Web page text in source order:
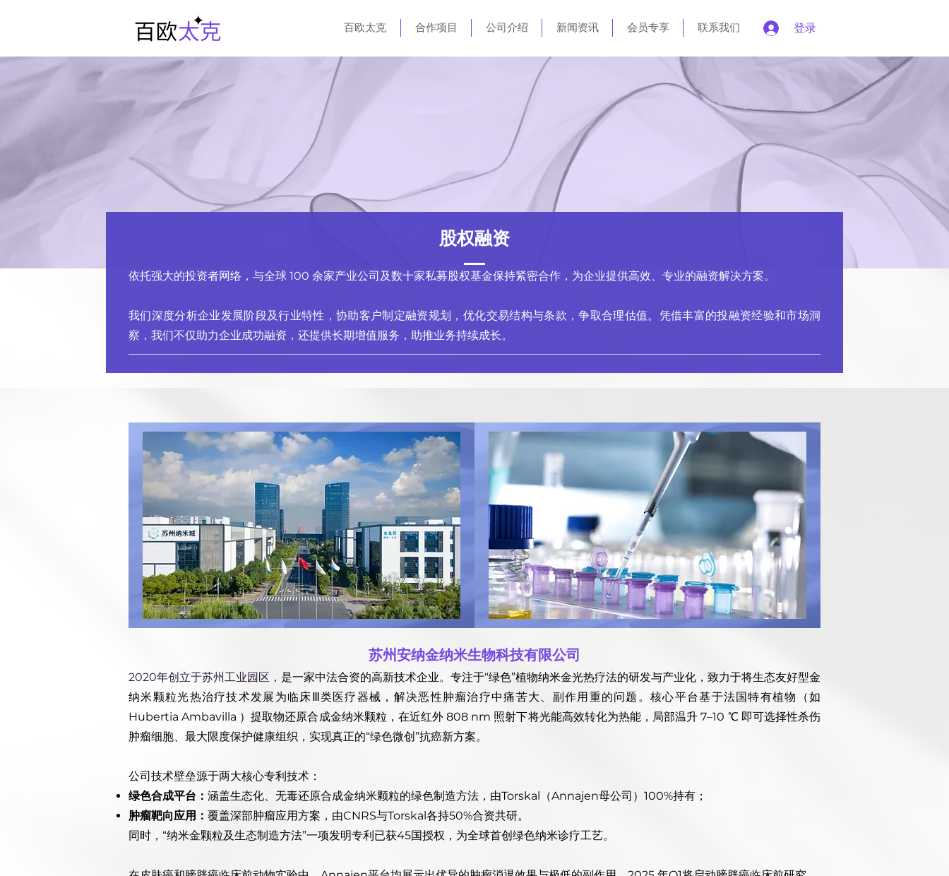
百欧太克 合作项目 公司介绍 新闻资讯 会员专享 联系我们 登录
股权融资
依托强大的投资者网络，与全球 100 余家产业公司及数十家私募股权基金保持紧密合作，为企业提供高效、专业的融资解决方案。
我们深度分析企业发展阶段及行业特性，协助客户制定融资规划，优化交易结构与条款，争取合理估值。凭借丰富的投融资经验和市场洞
察，我们不仅助力企业成功融资，还提供长期增值服务，助推业务持续成长。
苏州安纳金纳米生物科技有限公司
2020年创立于苏州工业园区， 是一家中法合资的高新技术企业。专注于“绿色”植物纳米金光热疗法的研发与产业化，致力于将生态友好型金
纳米颗粒光热治疗技术发展为临床Ⅲ类医疗器械，解决恶性肿瘤治疗中痛苦大、副作用重的问题。核心平台基于法国特有植物（如
Hubertia Ambavilla ）提取物还原合成金纳米颗粒，在近红外 808 nm 照射下将光能高效转化为热能，局部温升 7–10 ℃ 即可选择性杀伤
肿瘤细胞、最大限度保护健康组织，实现真正的“绿色微创”抗癌新方案​。
公司技术壁垒源于两大核心专利技术：
绿色合成平台： 涵盖生态化、无毒还原合成金纳米颗粒的绿色制造方法，由Torskal（Annajen母公司）100%持有；
肿瘤靶向应用： 覆盖深部肿瘤应用方案，由CNRS与Torskal各持50%合资共研。
同时，“纳米金颗粒及生态制造方法”一项发明专利已获45国授权，为全球首创绿色纳米诊疗工艺​。